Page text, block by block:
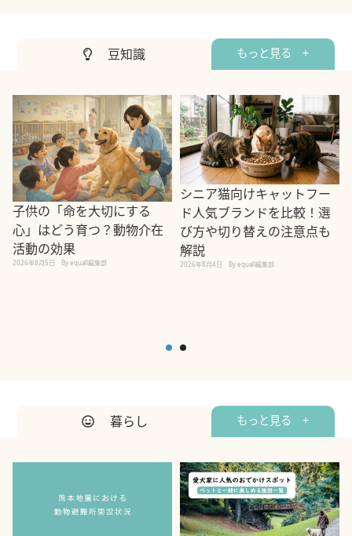
豆知識 もっと見る +
子供の「命を大切にする
心」はどう育つ？動物介在
活動の効果
2026年8月5日 By equall編集部
シニア猫向けキャットフー
ド人気ブランドを比較！選
び方や切り替えの注意点も
解説
2026年8月4日 By equall編集部
暮らし もっと見る +